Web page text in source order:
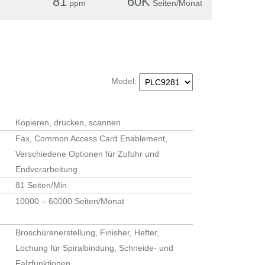
Daten elektronisch erhoben und
Anfrage benutzt. Mit dem Absenden des
ppm Seiten/Monat
Model:
Kopieren, drucken, scannen
Fax, Common Access Card Enablement,
Verschiedene Optionen für Zufuhr und
Endverarbeitung
81 Seiten/Min
10000 – 60000 Seiten/Monat
Broschürenerstellung, Finisher, Hefter,
Lochung für Spiralbindung, Schneide- und